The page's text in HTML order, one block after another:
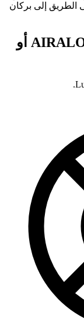
الطريق إلى بركان
AIRALO أو